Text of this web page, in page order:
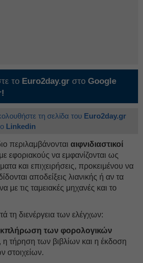
το Euro2day.gr στο Google
τη σελίδα του Euro2day.gr
Linkedin
περιλαμβάνονται αιφνιδιαστικοί
με εφοριακούς να εμφανίζονται ως
και επιχειρήσεις, προκειμένου να
αποδείξεις λιανικής ή αν τα
με τις ταμειακές μηχανές και το
τη διενέργεια των ελέγχων:
των φορολογικών
, η τήρηση των βιβλίων και η έκδοση
στοιχείων.